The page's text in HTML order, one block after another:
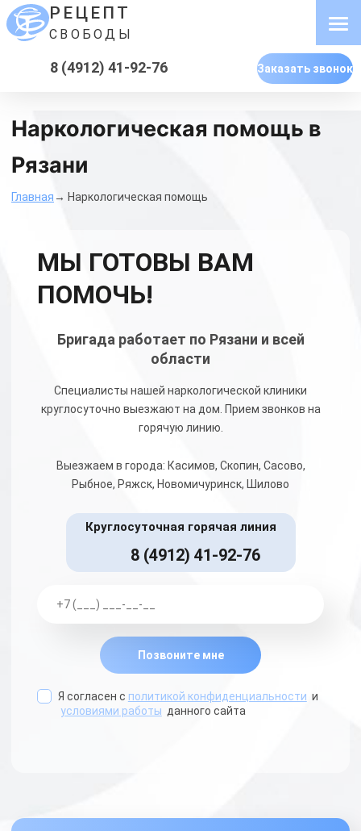
РЕЦЕПТ
СВОБОДЫ
8 (4912) 41-92-76 Заказать звонок
Наркологическая помощь в
Рязани
Главная→ Наркологическая помощь
МЫ ГОТОВЫ ВАМ
ПОМОЧЬ!
Бригада работает по Рязани и всей
области
Специалисты нашей наркологической клиники
круглосуточно выезжают на дом. Прием звонков на
горячую линию.
Выезжаем в города: Касимов, Скопин, Сасово,
Рыбное, Ряжск, Новомичуринск, Шилово
Круглосуточная горячая линия
8 (4912) 41-92-76
Позвоните мне
Я согласен с политикой конфиденциальности и
условиями работы данного сайта